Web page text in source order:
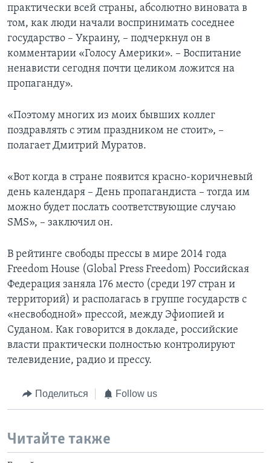
практически всей страны, абсолютно виновата в
том, как люди начали воспринимать соседнее
государство – Украину, – подчеркнул он в
комментарии «Голосу Америки». – Воспитание
ненависти сегодня почти целиком ложится на
пропаганду».
«Поэтому многих из моих бывших коллег
поздравлять с этим праздником не стоит», –
полагает Дмитрий Муратов.
«Вот когда в стране появится красно-коричневый
день календаря – День пропагандиста – тогда им
можно будет послать соответствующие случаю
SMS», – заключил он.
В рейтинге свободы прессы в мире 2014 года
Freedom House (Global Press Freedom) Российская
Федерация заняла 176 место (среди 197 стран и
территорий) и располагась в группе государств с
«несвободной» прессой, между Эфиопией и
Суданом. Как говорится в докладе, российские
власти практически полностью контролируют
телевидение, радио и прессу.
Поделиться Follow us
Читайте также